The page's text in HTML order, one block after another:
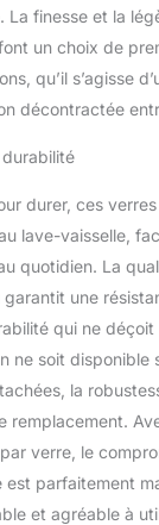
La finesse et la
un choix de
qu’il s’agisse
décontractée
durer, ces
lave-vaisselle,
quotidien. La
garantit une
qui ne déçoit
ne soit disponible
la
remplacement.
verre, le
est parfaitement
et agréable à